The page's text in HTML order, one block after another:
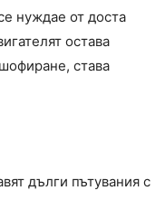
нуждае от доста
остава
става
дълги пътувания с